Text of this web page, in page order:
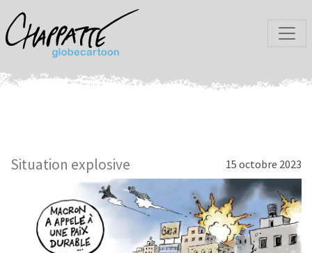
Situation explosive 15 octobre 2023